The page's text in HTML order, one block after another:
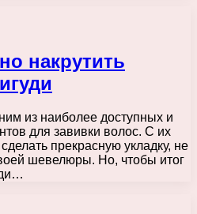
накрутить
из наиболее доступных и
для завивки волос. С их
прекрасную укладку, не
шевелюры. Но, чтобы итог